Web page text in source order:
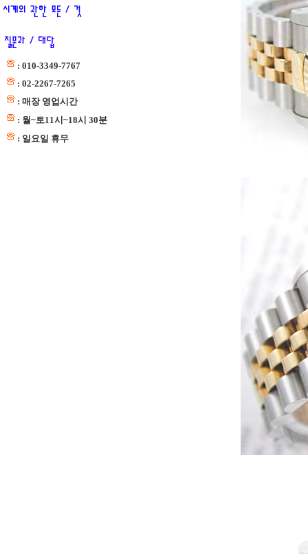
: 010-3349-7767
: 02-2267-7265
: 매장 영업시간
: 월~토11시~18시 30분
: 일요일 휴무